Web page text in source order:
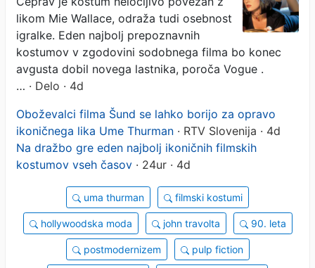
likom Mie Wallace, odraža tudi osebnost
igralke. Eden najbolj prepoznavnih
kostumov v zgodovini sodobnega filma bo konec
avgusta dobil novega lastnika, poroča Vogue .
… · Delo · 4d
Oboževalci filma Šund se lahko borijo za opravo
ikoničnega lika Ume Thurman · RTV Slovenija · 4d
Na dražbo gre eden najbolj ikoničnih filmskih
kostumov vseh časov · 24ur · 4d
uma thurman filmski kostumi
hollywoodska moda john travolta 90. leta
postmodernizem pulp fiction